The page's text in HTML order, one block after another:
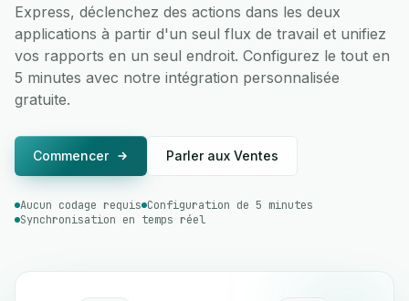
Express, déclenchez des actions dans les deux
applications à partir d'un seul flux de travail et unifiez
vos rapports en un seul endroit. Configurez le tout en
5 minutes avec notre intégration personnalisée
gratuite.
Commencer Parler aux Ventes
Aucun codage requis Configuration de 5 minutes
Synchronisation en temps réel